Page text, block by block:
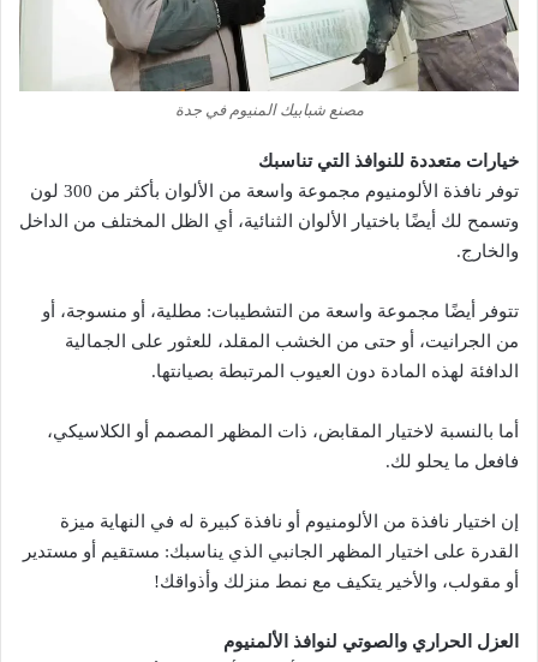
مصنع شبابيك المنيوم في جدة
خيارات متعددة للنوافذ التي تناسبك
توفر نافذة الألومنيوم مجموعة واسعة من الألوان بأكثر من 300 لون
وتسمح لك أيضًا باختيار الألوان الثنائية، أي الظل المختلف من الداخل
والخارج.
تتوفر أيضًا مجموعة واسعة من التشطيبات: مطلية، أو منسوجة، أو
من الجرانيت، أو حتى من الخشب المقلد، للعثور على الجمالية
الدافئة لهذه المادة دون العيوب المرتبطة بصيانتها.
أما بالنسبة لاختيار المقابض، ذات المظهر المصمم أو الكلاسيكي،
فافعل ما يحلو لك.
إن اختيار نافذة من الألومنيوم أو نافذة كبيرة له في النهاية ميزة
القدرة على اختيار المظهر الجانبي الذي يناسبك: مستقيم أو مستدير
أو مقولب، والأخير يتكيف مع نمط منزلك وأذواقك!​
العزل الحراري والصوتي لنوافذ الألمنيوم